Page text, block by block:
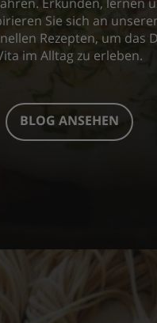
Erkunden, lernen
Sie sich an
Rezepten, um das
im Alltag zu erleben.
BLOG ANSEHEN